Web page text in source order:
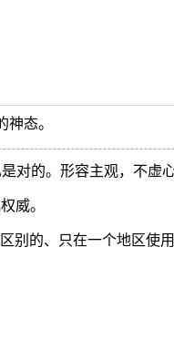
态。
对的。形容主观，不虚
威。
别的、只在一个地区使